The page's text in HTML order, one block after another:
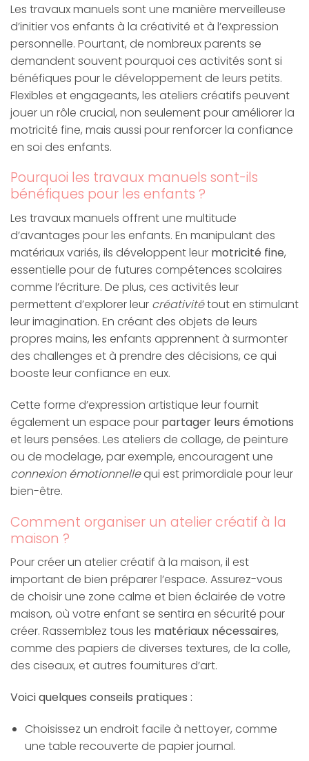
Les travaux manuels sont une manière merveilleuse
d’initier vos enfants à la créativité et à l’expression
personnelle. Pourtant, de nombreux parents se
demandent souvent pourquoi ces activités sont si
bénéfiques pour le développement de leurs petits.
Flexibles et engageants, les ateliers créatifs peuvent
jouer un rôle crucial, non seulement pour améliorer la
motricité fine, mais aussi pour renforcer la confiance
en soi des enfants.
Pourquoi les travaux manuels sont-ils
bénéfiques pour les enfants ?
Les travaux manuels offrent une multitude
d’avantages pour les enfants. En manipulant des
matériaux variés, ils développent leur motricité fine,
essentielle pour de futures compétences scolaires
comme l’écriture. De plus, ces activités leur
permettent d’explorer leur créativitétout en stimulant
leur imagination. En créant des objets de leurs
propres mains, les enfants apprennent à surmonter
des challenges et à prendre des décisions, ce qui
booste leur confiance en eux.
Cette forme d’expression artistique leur fournit
également un espace pour partager leurs émotions
et leurs pensées. Les ateliers de collage, de peinture
ou de modelage, par exemple, encouragent une
connexion émotionnellequi est primordiale pour leur
bien-être.
Comment organiser un atelier créatif à la
maison ?
Pour créer un atelier créatif à la maison, il est
important de bien préparer l’espace. Assurez-vous
de choisir une zone calme et bien éclairée de votre
maison, où votre enfant se sentira en sécurité pour
créer. Rassemblez tous les matériaux nécessaires,
comme des papiers de diverses textures, de la colle,
des ciseaux, et autres fournitures d’art.
Voici quelques conseils pratiques :
Choisissez un endroit facile à nettoyer, comme
une table recouverte de papier journal.